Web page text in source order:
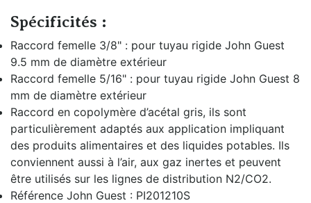
Spécificités :
Raccord femelle 3/8" : pour tuyau rigide John Guest
9.5 mm de diamètre extérieur
Raccord femelle 5/16" : pour tuyau rigide John Guest 8
mm de diamètre extérieur
Raccord en copolymère d’acétal gris, ils sont
particulièrement adaptés aux application impliquant
des produits alimentaires et des liquides potables. Ils
conviennent aussi à l’air, aux gaz inertes et peuvent
être utilisés sur les lignes de distribution N2/CO2.
Référence John Guest : PI201210S